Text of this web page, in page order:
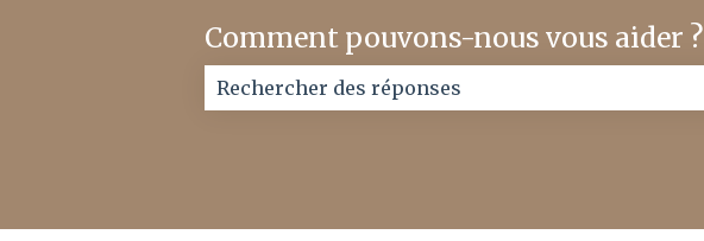
Comment pouvons-nous vous aider ?